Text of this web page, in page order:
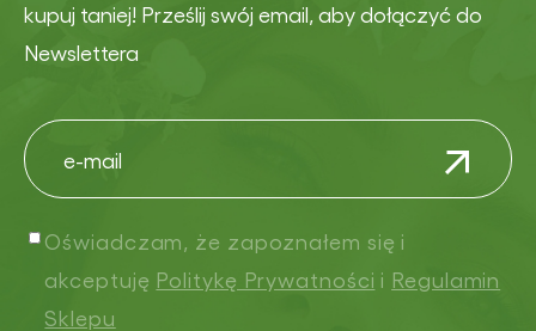
kupuj taniej! Prześlij swój email, aby dołączyć do
Newslettera
Oświadczam, że zapoznałem się i
akceptuję Politykę Prywatności i Regulamin
Sklepu